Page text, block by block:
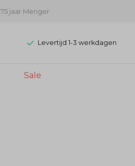
75 jaar Menger
Levertijd 1-3 werkdagen
Sale